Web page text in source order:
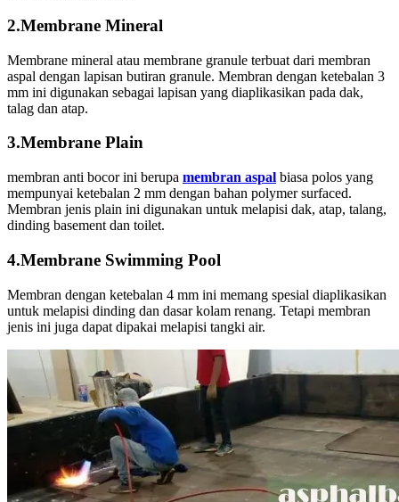
2.Membrane Mineral
Membrane mineral atau membrane granule terbuat dari membran
aspal dengan lapisan butiran granule. Membran dengan ketebalan 3
mm ini digunakan sebagai lapisan yang diaplikasikan pada dak,
talag dan atap.
3.Membrane Plain
membran anti bocor ini berupa membran aspal biasa polos yang
mempunyai ketebalan 2 mm dengan bahan polymer surfaced.
Membran jenis plain ini digunakan untuk melapisi dak, atap, talang,
dinding basement dan toilet.
4.Membrane Swimming Pool
Membran dengan ketebalan 4 mm ini memang spesial diaplikasikan
untuk melapisi dinding dan dasar kolam renang. Tetapi membran
jenis ini juga dapat dipakai melapisi tangki air.